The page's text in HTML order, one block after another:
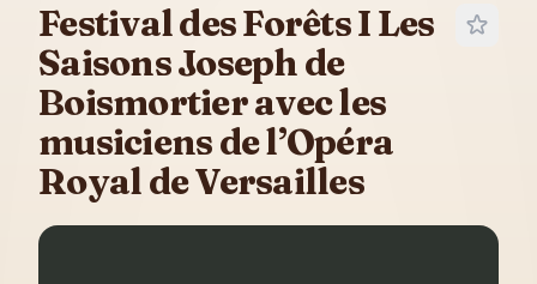
Festival des Forêts I Les
Saisons Joseph de
Boismortier avec les
musiciens de l’Opéra
Royal de Versailles